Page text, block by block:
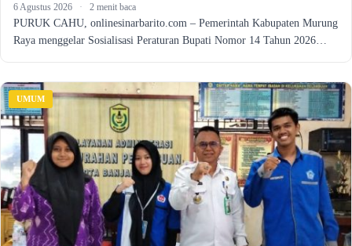
6 Agustus 2026 · 2 menit baca
PURUK CAHU, onlinesinarbarito.com – Pemerintah Kabupaten Murung
Raya menggelar Sosialisasi Peraturan Bupati Nomor 14 Tahun 2026…
UMUM